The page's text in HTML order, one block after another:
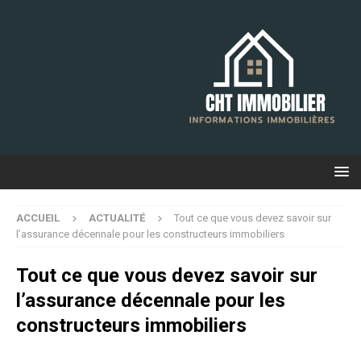
ACCUEIL ACTUALITÉ
Tout ce que vous devez savoir sur
l’assurance décennale pour les constructeurs immobiliers
Tout ce que vous devez savoir sur
l’assurance décennale pour les
constructeurs immobiliers